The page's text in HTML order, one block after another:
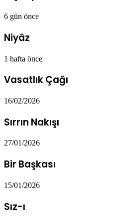
6 gün önce
Niyâz
1 hafta önce
Vasatlık Çağı
16/02/2026
Sırrın Nakışı
27/01/2026
Bir Başkası
15/01/2026
Sız-ı